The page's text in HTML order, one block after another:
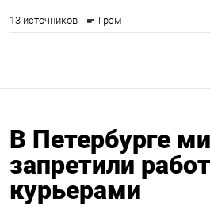
В Петербурге
запретили
курьерами